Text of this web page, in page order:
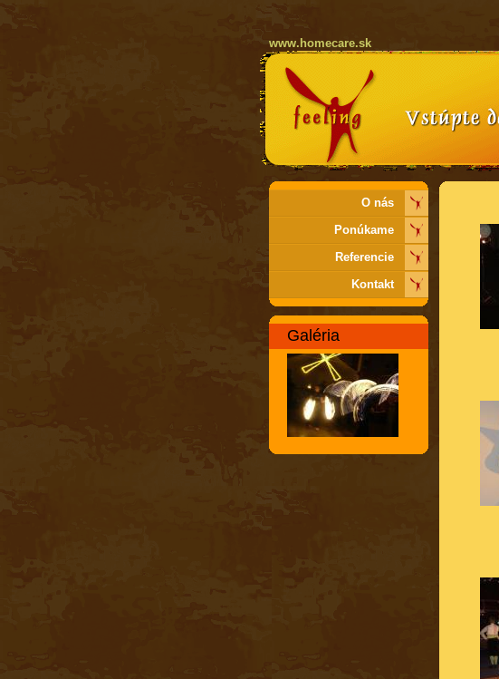
www.homecare.sk
O nás
Ponúkame
Referencie
Kontakt
Galéria